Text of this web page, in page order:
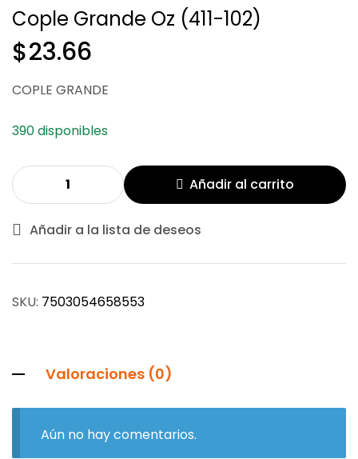
Cople Grande Oz (411-102)
$23.66
COPLE GRANDE
390 disponibles
Añadir al carrito
Añadir a la lista de deseos
SKU: 7503054658553
Valoraciones (0)
Aún no hay comentarios.